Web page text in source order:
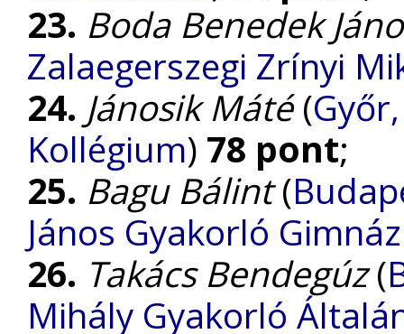
23. Boda Benedek
Zalaegerszegi Zrínyi
24. Jánosik Máté(
Kollégium) 78 pont;
25. Bagu Bálint(
János Gyakorló
26. Takács Bendegúz(
Mihály Gyakorló